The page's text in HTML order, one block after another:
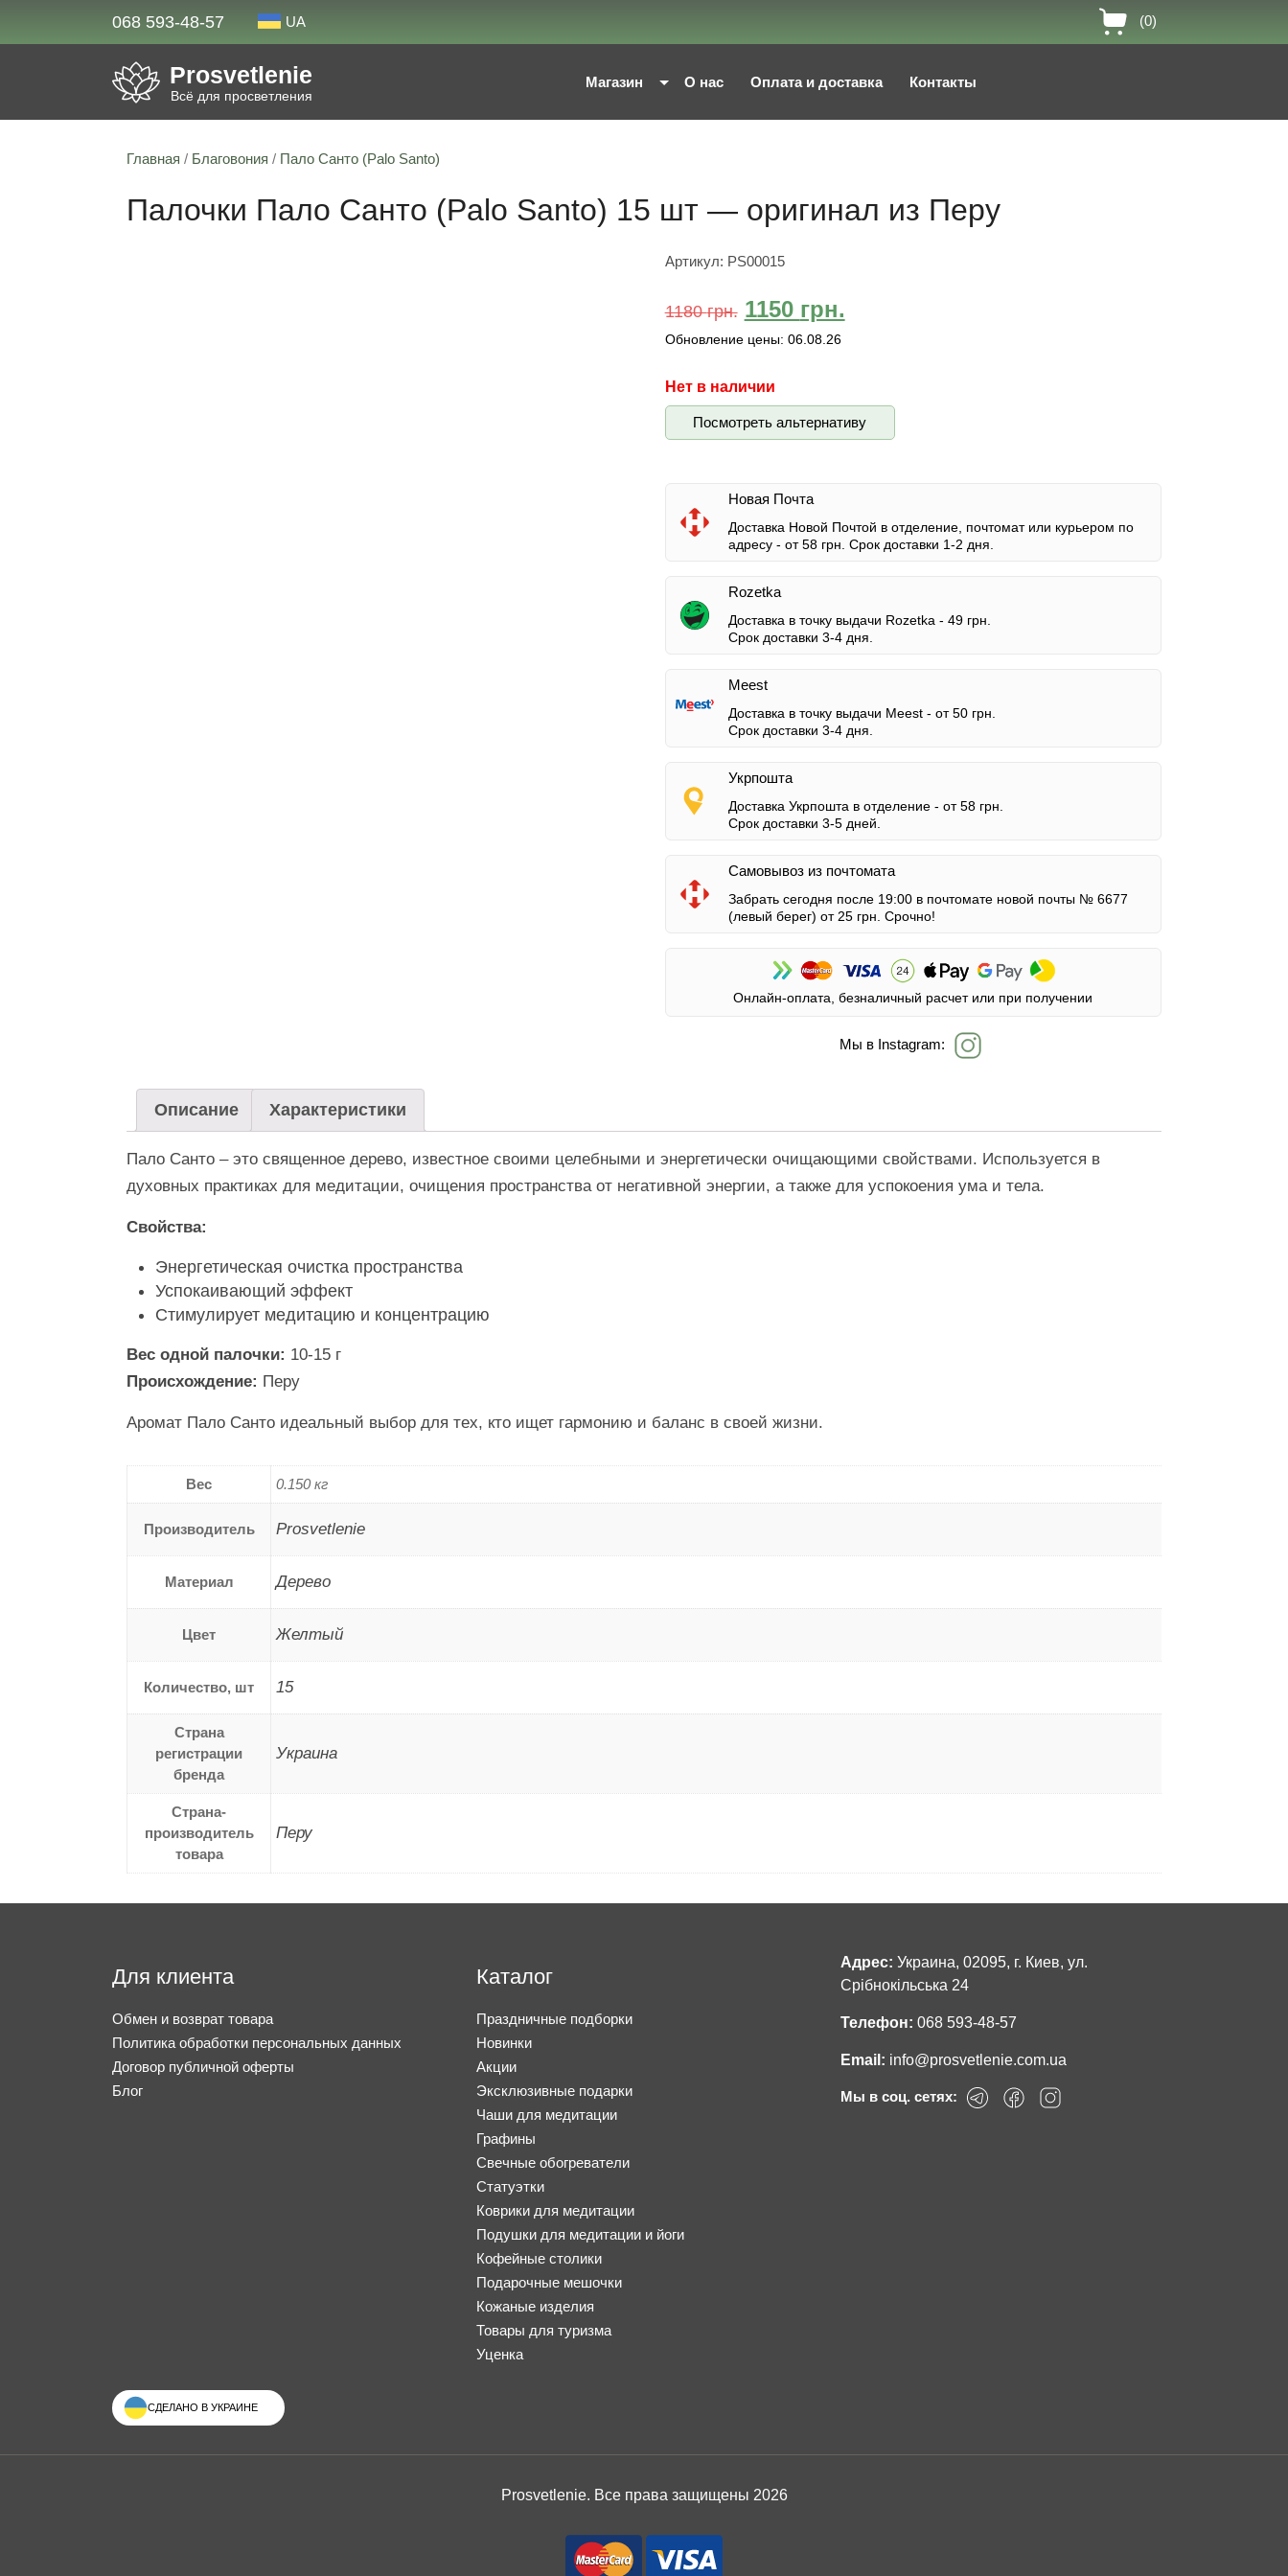
068 593-48-57 UA (0)
Prosvetlenie
Всё для просветления
Магазин О нас Оплата и доставка Контакты
Главная / Благовония / Пало Санто (Palo Santo)
Палочки Пало Санто (Palo Santo) 15 шт — оригинал из Перу
Артикул: PS00015
1180грн. 1150 грн.
Обновление цены: 06.08.26
Нет в наличии
Посмотреть альтернативу
Новая Почта
Доставка Новой Почтой в отделение, почтомат или курьером по
адресу - от 58 грн. Срок доставки 1-2 дня.
Rozetka
Доставка в точку выдачи Rozetka - 49 грн.
Срок доставки 3-4 дня.
Meest
Доставка в точку выдачи Meest - от 50 грн.
Срок доставки 3-4 дня.
Укрпошта
Доставка Укрпошта в отделение - от 58 грн.
Срок доставки 3-5 дней.
Самовывоз из почтомата
Забрать сегодня после 19:00 в почтомате новой почты № 6677
(левый берег) от 25 грн. Срочно!
Онлайн-оплата, безналичный расчет или при получении
Мы в Instagram:
Описание Характеристики
Пало Санто – это священное дерево, известное своими целебными и энергетически очищающими свойствами. Используется в
духовных практиках для медитации, очищения пространства от негативной энергии, а также для успокоения ума и тела.
Свойства:
Энергетическая очистка пространства
Успокаивающий эффект
Стимулирует медитацию и концентрацию
Вес одной палочки: 10-15 г
Происхождение: Перу
Аромат Пало Санто идеальный выбор для тех, кто ищет гармонию и баланс в своей жизни.
Вес 0.150 кг
Производитель Prosvetlenie
Материал Дерево
Цвет Желтый
Количество, шт 15
Страна
регистрации
бренда
Украина
Страна-
производитель
товара
Перу
Для клиента
Обмен и возврат товара
Политика обработки персональных данных
Договор публичной оферты
Блог
Каталог
Праздничные подборки
Новинки
Акции
Эксклюзивные подарки
Чаши для медитации
Графины
Свечные обогреватели
Статуэтки
Коврики для медитации
Подушки для медитации и йоги
Кофейные столики
Подарочные мешочки
Кожаные изделия
Товары для туризма
Уценка
Адрес: Украина, 02095, г. Киев, ул.
Срібнокільська 24
Телефон: 068 593-48-57
Email: info@prosvetlenie.com.ua
Мы в соц. сетях:
СДЕЛАНО В УКРАИНЕ
Prosvetlenie. Все права защищены 2026